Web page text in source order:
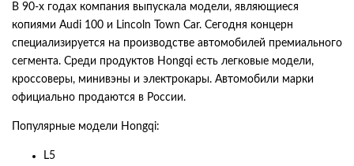
В 90-х годах компания выпускала модели, являющиеся
копиями Audi 100 и Lincoln Town Car. Сегодня концерн
специализируется на производстве автомобилей премиального
сегмента. Среди продуктов Hongqi есть легковые модели,
кроссоверы, минивэны и электрокары. Автомобили марки
официально продаются в России.
Популярные модели Hongqi:
L5